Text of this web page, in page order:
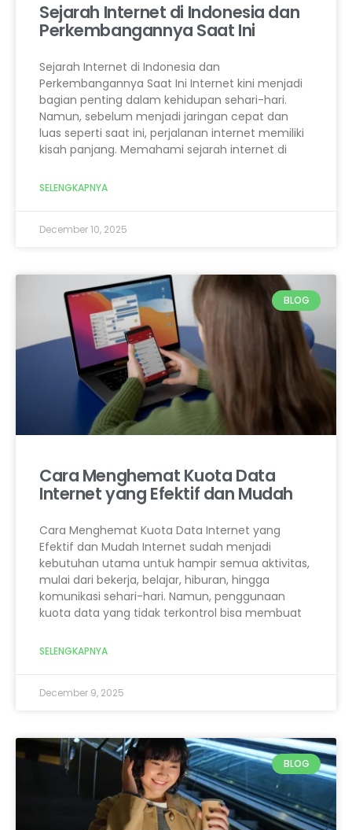
Sejarah Internet di Indonesia dan
Perkembangannya Saat Ini
Sejarah Internet di Indonesia dan
Perkembangannya Saat Ini Internet kini menjadi
bagian penting dalam kehidupan sehari-hari.
Namun, sebelum menjadi jaringan cepat dan
luas seperti saat ini, perjalanan internet memiliki
kisah panjang. Memahami sejarah internet di
SELENGKAPNYA
December 10, 2025
BLOG
Cara Menghemat Kuota Data
Internet yang Efektif dan Mudah
Cara Menghemat Kuota Data Internet yang
Efektif dan Mudah Internet sudah menjadi
kebutuhan utama untuk hampir semua aktivitas,
mulai dari bekerja, belajar, hiburan, hingga
komunikasi sehari-hari. Namun, penggunaan
kuota data yang tidak terkontrol bisa membuat
SELENGKAPNYA
December 9, 2025
BLOG